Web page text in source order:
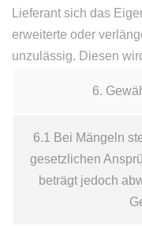
Lieferant sich das
erweiterte oder
unzulässig. Diesen
6.
6.1 Bei Mängeln
gesetzlichen
beträgt jedoch